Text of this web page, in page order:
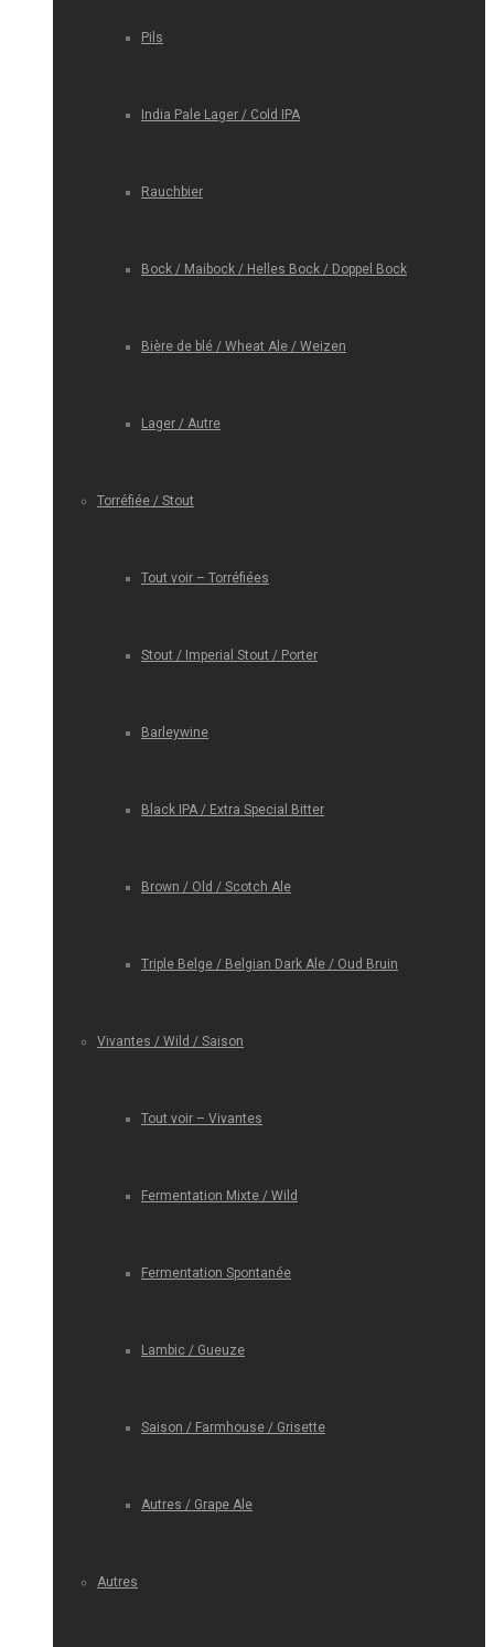
Pils
India Pale Lager / Cold IPA
Rauchbier
Bock / Maibock / Helles Bock / Doppel Bock
Bière de blé / Wheat Ale / Weizen
Lager / Autre
Torréfiée / Stout
Tout voir – Torréfiées
Stout / Imperial Stout / Porter
Barleywine
Black IPA / Extra Special Bitter
Brown / Old / Scotch Ale
Triple Belge / Belgian Dark Ale / Oud Bruin
Vivantes / Wild / Saison
Tout voir – Vivantes
Fermentation Mixte / Wild
Fermentation Spontanée
Lambic / Gueuze
Saison / Farmhouse / Grisette
Autres / Grape Ale
Autres